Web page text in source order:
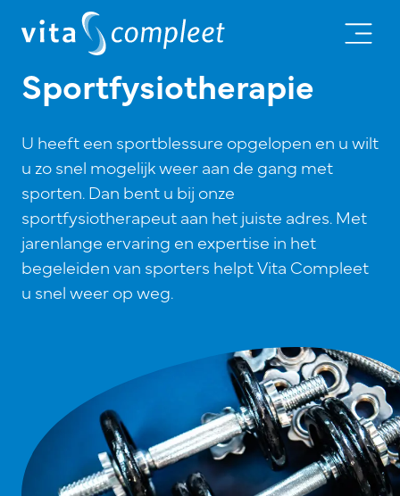
Sportfysiotherapie
U heeft een sportblessure opgelopen en u wilt
u zo snel mogelijk weer aan de gang met
sporten. Dan bent u bij onze
sportfysiotherapeut aan het juiste adres. Met
jarenlange ervaring en expertise in het
begeleiden van sporters helpt Vita Compleet
u snel weer op weg.